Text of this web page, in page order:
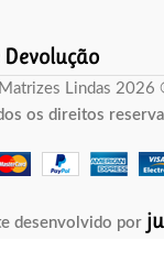
Devolução
Matrizes Lindas 2026
os direitos
desenvolvido por